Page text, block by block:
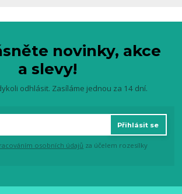
novinky, akce
a slevy!
odhlásit. Zasíláme jednou za 14 dní.
Přihlásit se
osobních údajů za účelem rozesílky